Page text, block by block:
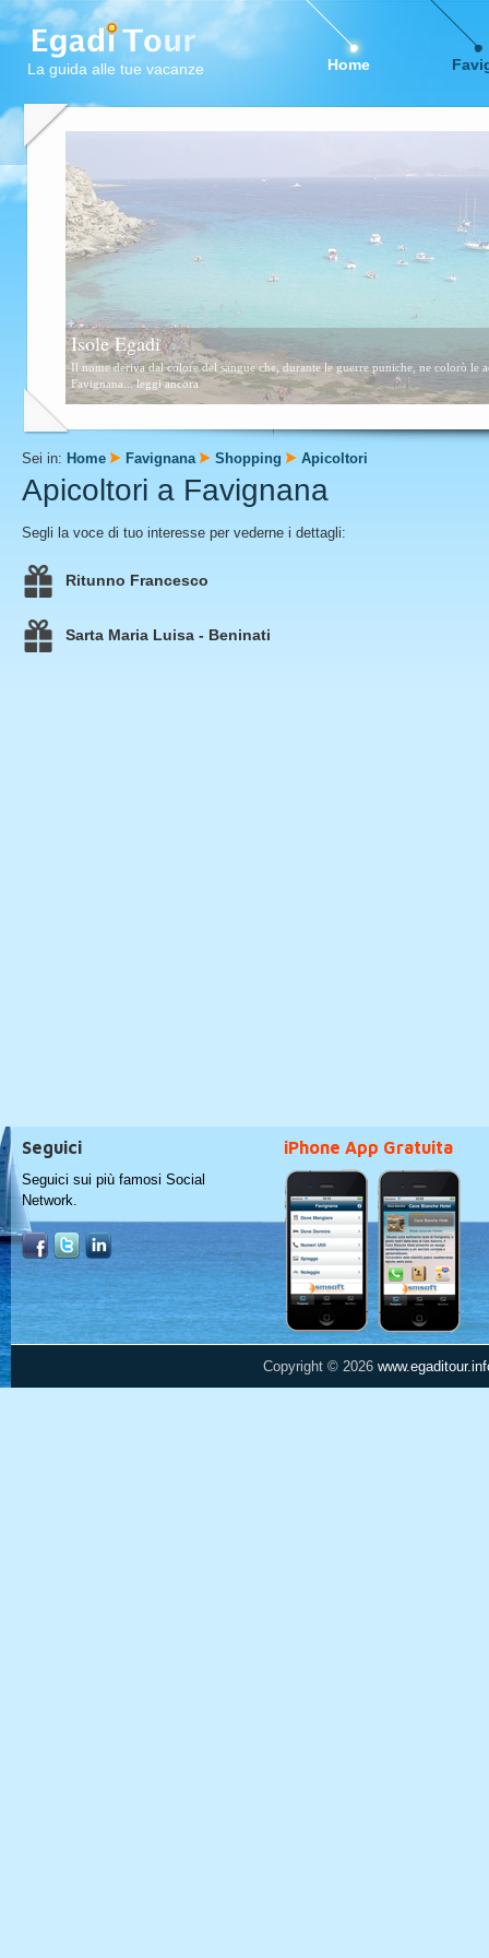
La guida alle tue vacanze Home
Favignana
Questa zona è formata da scogli e piccolissime calette sabbiose. Consigliata a
Sei in: Home Favignana Shopping Apicoltori
Apicoltori a Favignana
Segli la voce di tuo interesse per vederne i dettagli:
Ritunno Francesco
Sarta Maria Luisa - Beninati
Seguici
Seguici sui più famosi Social
Network.
iPhone App Gratuita
Copyright © 2026